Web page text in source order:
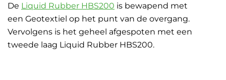
De Liquid Rubber HBS200 is bewapend met
een Geotextiel op het punt van de overgang.
Vervolgens is het geheel afgespoten met een
tweede laag Liquid Rubber HBS200.